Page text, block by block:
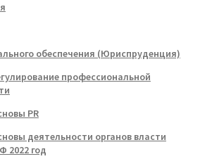
обеспечения (Юриспруденция)
профессиональной
PR
деятельности органов власти
2022 год